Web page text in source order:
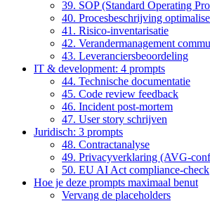
39. SOP (Standard Operating
40. Procesbeschrijving
41. Risico-inventarisatie
42. Verandermanagement
43. Leveranciersbeoordeling
IT & development: 4 prompts
44. Technische documentatie
45. Code review feedback
46. Incident post-mortem
47. User story schrijven
Juridisch: 3 prompts
48. Contractanalyse
49. Privacyverklaring (AVG-
50. EU AI Act compliance-check
Hoe je deze prompts maximaal benut
Vervang de placeholders